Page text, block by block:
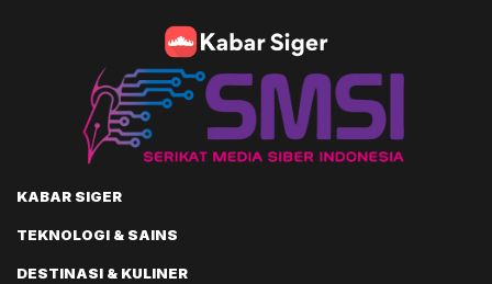
KABAR SIGER
TEKNOLOGI & SAINS
DESTINASI & KULINER